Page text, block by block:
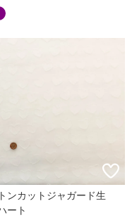
ンカットジャガード生
ート